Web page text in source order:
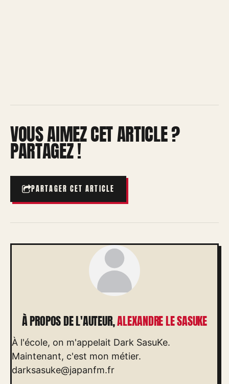
VOUS AIMEZ CET ARTICLE ?
PARTAGEZ !
PARTAGER CET ARTICLE
À PROPOS DE L'AUTEUR,ALEXANDRE LE SASUKE
À l'école, on m'appelait Dark SasuKe.
Maintenant, c'est mon métier.
darksasuke@japanfm.fr